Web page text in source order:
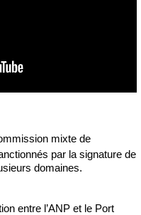
mixte de
par la signature de
domaines.
entre l’ANP et le Port